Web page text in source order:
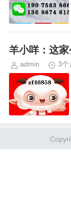
羊小咩：这
admin 3个